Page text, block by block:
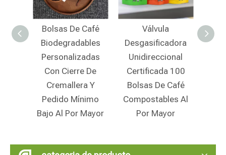
Válvula
Desgasificadora
Unidireccional
Certificada 100
Bolsas De Café
Compostables Al
Por Mayor
Empaquetado De
Café De Papel De
Arroz
Biodegradable Con
Tapa De Cremallera
Barata Para Venta
Al Por Menor